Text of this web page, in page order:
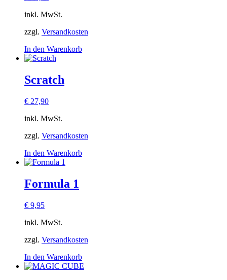
inkl. MwSt.
zzgl. Versandkosten
In den Warenkorb
Scratch
€ 27,90
inkl. MwSt.
zzgl. Versandkosten
In den Warenkorb
Formula 1
€ 9,95
inkl. MwSt.
zzgl. Versandkosten
In den Warenkorb